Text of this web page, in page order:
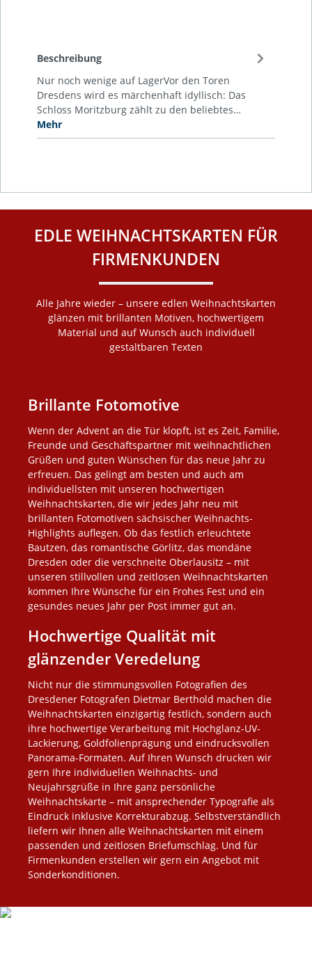
Beschreibung
Nur noch wenige auf LagerVor den Toren
Dresdens wird es märchenhaft idyllisch: Das
Schloss Moritzburg zählt zu den beliebtes…
Mehr
EDLE WEIHNACHTSKARTEN FÜR
FIRMENKUNDEN
Alle Jahre wieder – unsere edlen Weihnachtskarten
glänzen mit brillanten Motiven, hochwertigem
Material und auf Wunsch auch individuell
gestaltbaren Texten
Brillante Fotomotive
Wenn der Advent an die Tür klopft, ist es Zeit, Familie,
Freunde und Geschäftspartner mit weihnachtlichen
Grüßen und guten Wünschen für das neue Jahr zu
erfreuen. Das gelingt am besten und auch am
individuellsten mit unseren hochwertigen
Weihnachtskarten, die wir jedes Jahr neu mit
brillanten Fotomotiven sächsischer Weihnachts-
Highlights auflegen. Ob das festlich erleuchtete
Bautzen, das romantische Görlitz, das mondäne
Dresden oder die verschneite Oberlausitz – mit
unseren stillvollen und zeitlosen Weihnachtskarten
kommen Ihre Wünsche für ein Frohes Fest und ein
gesundes neues Jahr per Post immer gut an.
Hochwertige Qualität mit
glänzender Veredelung
Nicht nur die stimmungsvollen Fotografien des
Dresdener Fotografen Dietmar Berthold machen die
Weihnachtskarten einzigartig festlich, sondern auch
ihre hochwertige Verarbeitung mit Hochglanz-UV-
Lackierung, Goldfolienprägung und eindrucksvollen
Panorama-Formaten. Auf Ihren Wunsch drucken wir
gern Ihre individuellen Weihnachts- und
Neujahrsgrüße in Ihre ganz persönliche
Weihnachtskarte – mit ansprechender Typografie als
Eindruck inklusive Korrekturabzug. Selbstverständlich
liefern wir Ihnen alle Weihnachtskarten mit einem
passenden und zeitlosen Briefumschlag. Und für
Firmenkunden erstellen wir gern ein Angebot mit
Sonderkonditionen.